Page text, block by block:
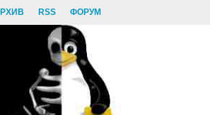
RSS ФОРУМ